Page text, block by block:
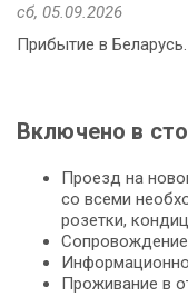
сб, 05.09.2026
Прибытие в Беларусь.
Включено в
Проезд на
со всеми
розетки,
Проживание в